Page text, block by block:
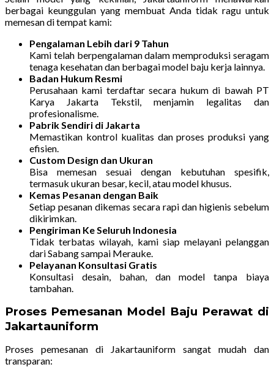
berbagai keunggulan yang membuat Anda tidak ragu untuk
memesan di tempat kami:
Pengalaman Lebih dari 9 Tahun
Kami telah berpengalaman dalam memproduksi seragam
tenaga kesehatan dan berbagai model baju kerja lainnya.
Badan Hukum Resmi
Perusahaan kami terdaftar secara hukum di bawah PT
Karya Jakarta Tekstil, menjamin legalitas dan
profesionalisme.
Pabrik Sendiri di Jakarta
Memastikan kontrol kualitas dan proses produksi yang
efisien.
Custom Design dan Ukuran
Bisa memesan sesuai dengan kebutuhan spesifik,
termasuk ukuran besar, kecil, atau model khusus.
Kemas Pesanan dengan Baik
Setiap pesanan dikemas secara rapi dan higienis sebelum
dikirimkan.
Pengiriman Ke Seluruh Indonesia
Tidak terbatas wilayah, kami siap melayani pelanggan
dari Sabang sampai Merauke.
Pelayanan Konsultasi Gratis
Konsultasi desain, bahan, dan model tanpa biaya
tambahan.
Proses Pemesanan Model Baju Perawat di
Jakartauniform
Proses pemesanan di Jakartauniform sangat mudah dan
transparan: